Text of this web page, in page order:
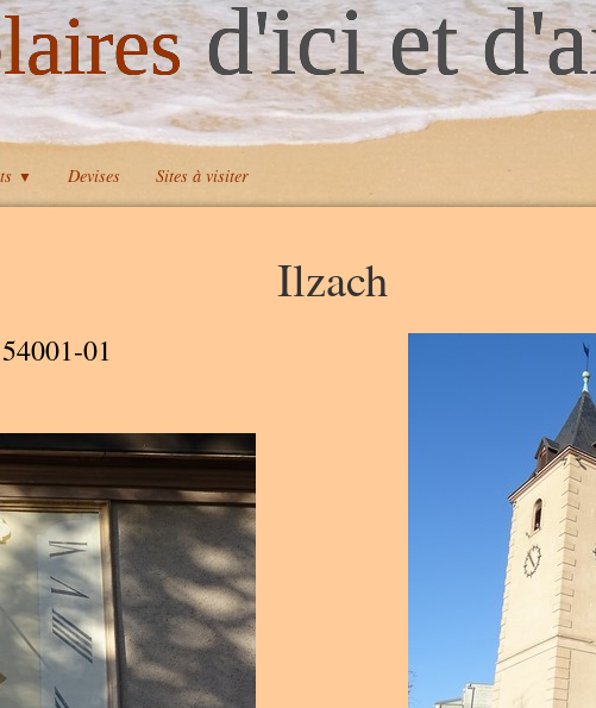
d'ici et
▼ Devises Sites à visiter
Ilzach
01